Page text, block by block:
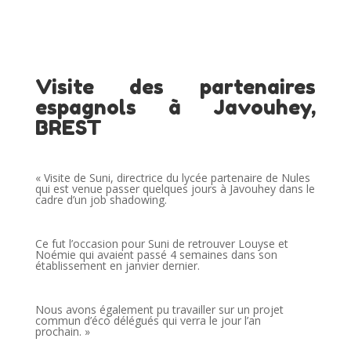
Visite des partenaires
espagnols à Javouhey,
BREST
« Visite de Suni, directrice du lycée partenaire de Nules
qui est venue passer quelques jours à Javouhey dans le
cadre d’un job shadowing.
Ce fut l’occasion pour Suni de retrouver Louyse et
Noémie qui avaient passé 4 semaines dans son
établissement en janvier dernier.
Nous avons également pu travailler sur un projet
commun d’éco délégués qui verra le jour l’an
prochain. »